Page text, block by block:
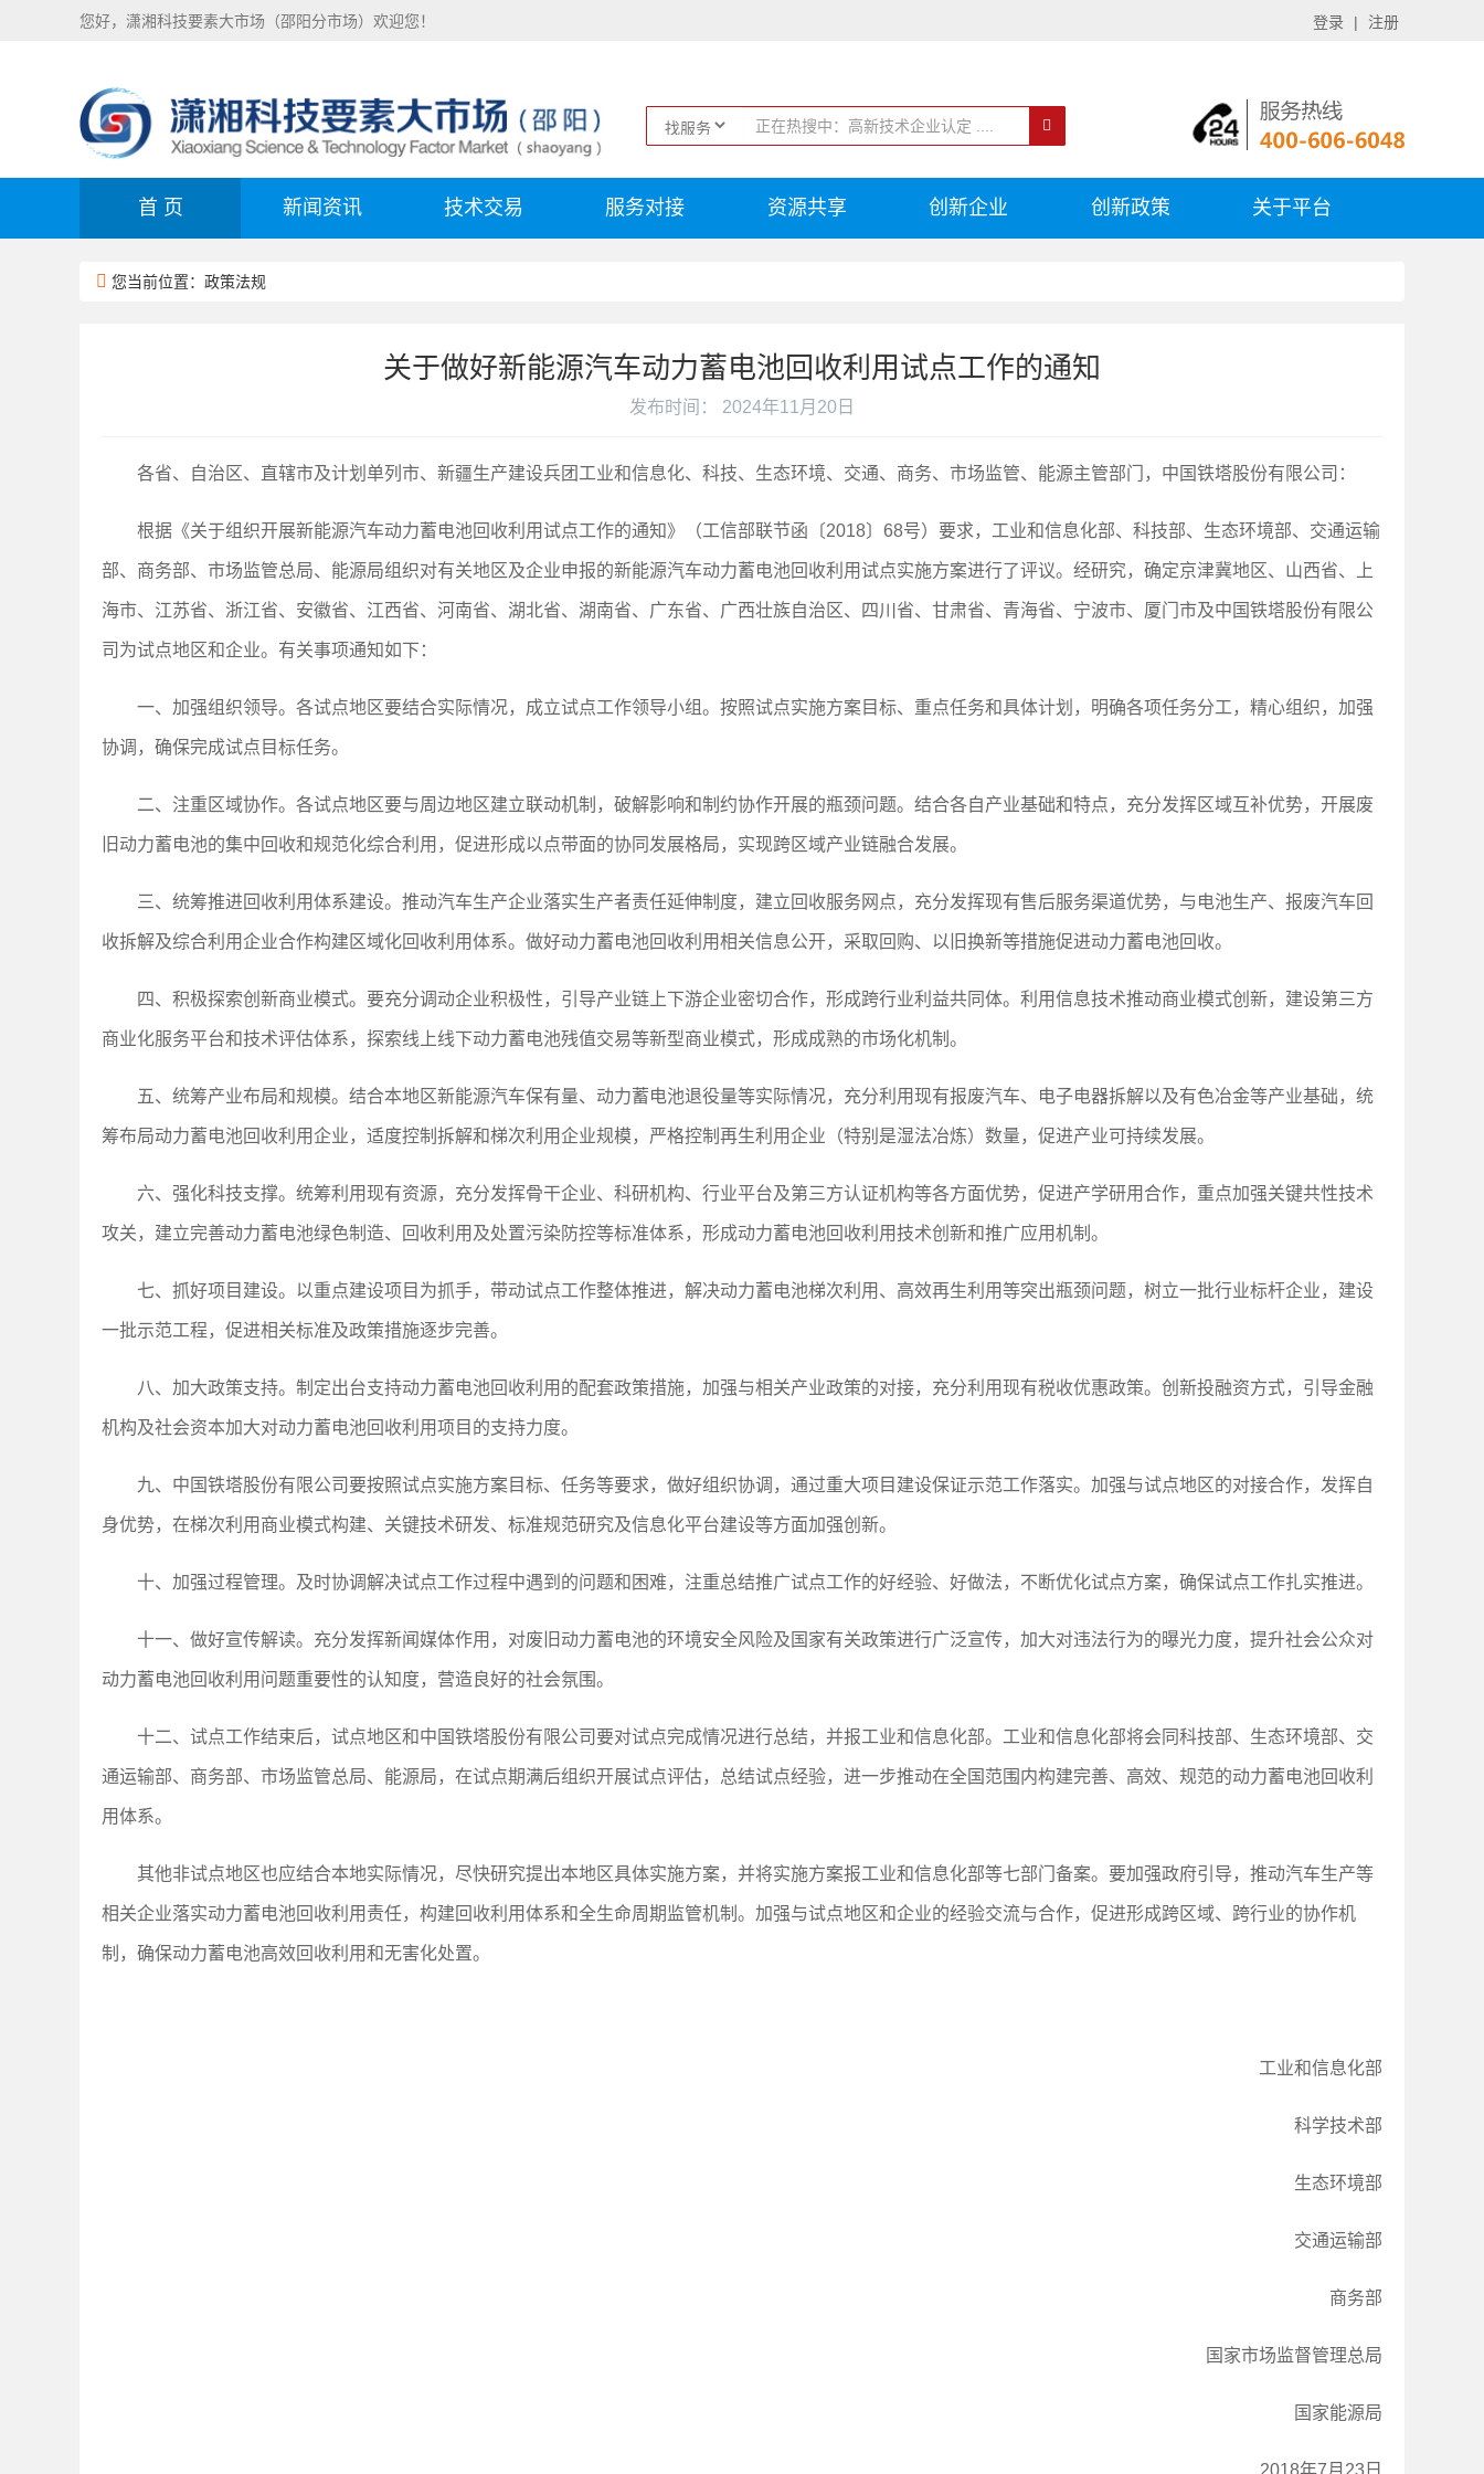
您好，潇湘科技要素大市场（邵阳分市场）欢迎您！ 登录 | 注册
首 页 新闻资讯 技术交易 服务对接 资源共享 创新企业 创新政策 关于平台
您当前位置：政策法规
关于做好新能源汽车动力蓄电池回收利用试点工作的通知
发布时间： 2024年11月20日
各省、自治区、直辖市及计划单列市、新疆生产建设兵团工业和信息化、科技、生态环境、交通、商务、市场监管、能源主管部门，中国铁塔股份有限公司：
根据《关于组织开展新能源汽车动力蓄电池回收利用试点工作的通知》（工信部联节函〔2018〕68号）要求，工业和信息化部、科技部、生态环境部、交通运输
部、商务部、市场监管总局、能源局组织对有关地区及企业申报的新能源汽车动力蓄电池回收利用试点实施方案进行了评议。经研究，确定京津冀地区、山西省、上
海市、江苏省、浙江省、安徽省、江西省、河南省、湖北省、湖南省、广东省、广西壮族自治区、四川省、甘肃省、青海省、宁波市、厦门市及中国铁塔股份有限公
司为试点地区和企业。有关事项通知如下：
一、加强组织领导。各试点地区要结合实际情况，成立试点工作领导小组。按照试点实施方案目标、重点任务和具体计划，明确各项任务分工，精心组织，加强
协调，确保完成试点目标任务。
二、注重区域协作。各试点地区要与周边地区建立联动机制，破解影响和制约协作开展的瓶颈问题。结合各自产业基础和特点，充分发挥区域互补优势，开展废
旧动力蓄电池的集中回收和规范化综合利用，促进形成以点带面的协同发展格局，实现跨区域产业链融合发展。
三、统筹推进回收利用体系建设。推动汽车生产企业落实生产者责任延伸制度，建立回收服务网点，充分发挥现有售后服务渠道优势，与电池生产、报废汽车回
收拆解及综合利用企业合作构建区域化回收利用体系。做好动力蓄电池回收利用相关信息公开，采取回购、以旧换新等措施促进动力蓄电池回收。
四、积极探索创新商业模式。要充分调动企业积极性，引导产业链上下游企业密切合作，形成跨行业利益共同体。利用信息技术推动商业模式创新，建设第三方
商业化服务平台和技术评估体系，探索线上线下动力蓄电池残值交易等新型商业模式，形成成熟的市场化机制。
五、统筹产业布局和规模。结合本地区新能源汽车保有量、动力蓄电池退役量等实际情况，充分利用现有报废汽车、电子电器拆解以及有色冶金等产业基础，统
筹布局动力蓄电池回收利用企业，适度控制拆解和梯次利用企业规模，严格控制再生利用企业（特别是湿法冶炼）数量，促进产业可持续发展。
六、强化科技支撑。统筹利用现有资源，充分发挥骨干企业、科研机构、行业平台及第三方认证机构等各方面优势，促进产学研用合作，重点加强关键共性技术
攻关，建立完善动力蓄电池绿色制造、回收利用及处置污染防控等标准体系，形成动力蓄电池回收利用技术创新和推广应用机制。
七、抓好项目建设。以重点建设项目为抓手，带动试点工作整体推进，解决动力蓄电池梯次利用、高效再生利用等突出瓶颈问题，树立一批行业标杆企业，建设
一批示范工程，促进相关标准及政策措施逐步完善。
八、加大政策支持。制定出台支持动力蓄电池回收利用的配套政策措施，加强与相关产业政策的对接，充分利用现有税收优惠政策。创新投融资方式，引导金融
机构及社会资本加大对动力蓄电池回收利用项目的支持力度。
九、中国铁塔股份有限公司要按照试点实施方案目标、任务等要求，做好组织协调，通过重大项目建设保证示范工作落实。加强与试点地区的对接合作，发挥自
身优势，在梯次利用商业模式构建、关键技术研发、标准规范研究及信息化平台建设等方面加强创新。
十、加强过程管理。及时协调解决试点工作过程中遇到的问题和困难，注重总结推广试点工作的好经验、好做法，不断优化试点方案，确保试点工作扎实推进。
十一、做好宣传解读。充分发挥新闻媒体作用，对废旧动力蓄电池的环境安全风险及国家有关政策进行广泛宣传，加大对违法行为的曝光力度，提升社会公众对
动力蓄电池回收利用问题重要性的认知度，营造良好的社会氛围。
十二、试点工作结束后，试点地区和中国铁塔股份有限公司要对试点完成情况进行总结，并报工业和信息化部。工业和信息化部将会同科技部、生态环境部、交
通运输部、商务部、市场监管总局、能源局，在试点期满后组织开展试点评估，总结试点经验，进一步推动在全国范围内构建完善、高效、规范的动力蓄电池回收利
用体系。
其他非试点地区也应结合本地实际情况，尽快研究提出本地区具体实施方案，并将实施方案报工业和信息化部等七部门备案。要加强政府引导，推动汽车生产等
相关企业落实动力蓄电池回收利用责任，构建回收利用体系和全生命周期监管机制。加强与试点地区和企业的经验交流与合作，促进形成跨区域、跨行业的协作机
制，确保动力蓄电池高效回收利用和无害化处置。
工业和信息化部
科学技术部
生态环境部
交通运输部
商务部
国家市场监督管理总局
国家能源局